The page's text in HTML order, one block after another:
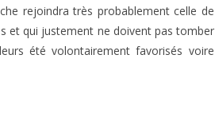
rejoindra très probablement celle de
et qui justement ne doivent pas tomber
été volontairement favorisés voire